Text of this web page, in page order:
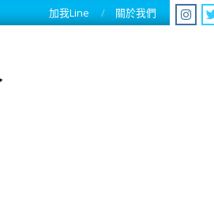
加我Line 關於我們